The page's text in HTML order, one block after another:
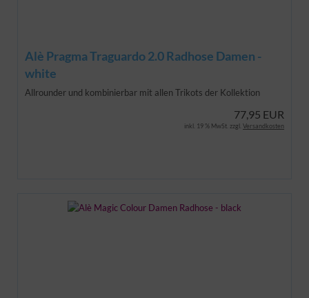
Alè Pragma Traguardo 2.0 Radhose Damen -
white
Allrounder und kombinierbar mit allen Trikots der Kollektion
77,95 EUR
inkl. 19 % MwSt. zzgl. Versandkosten